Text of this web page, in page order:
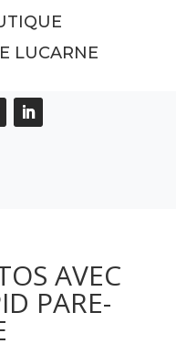
LUCARNE
AVEC
PARE-